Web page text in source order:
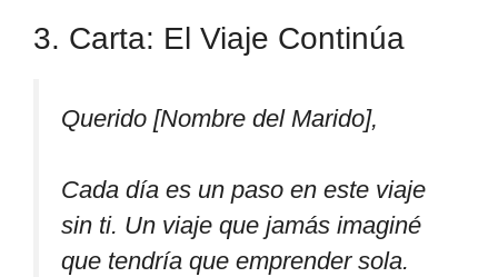
3. Carta: El Viaje Continúa
Querido [Nombre del Marido],
Cada día es un paso en este viaje
sin ti. Un viaje que jamás imaginé
que tendría que emprender sola.